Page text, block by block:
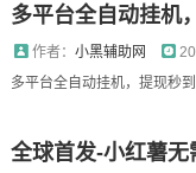
多平台全自动挂机
作者： 小黑辅助网
多平台全自动挂机，提现秒